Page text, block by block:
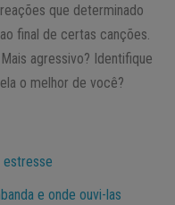
que determinado
final de certas canções.
agressivo? Identifique
o melhor de você?
estresse
e onde ouvi-las